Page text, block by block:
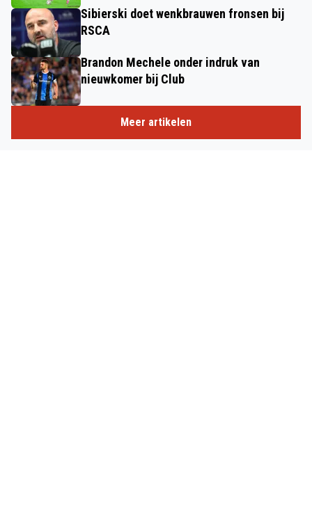
Sibierski doet wenkbrauwen fronsen bij
RSCA
Brandon Mechele onder indruk van
nieuwkomer bij Club
Meer artikelen